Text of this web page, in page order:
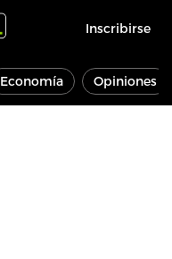
Inscribirse
Economía Opiniones